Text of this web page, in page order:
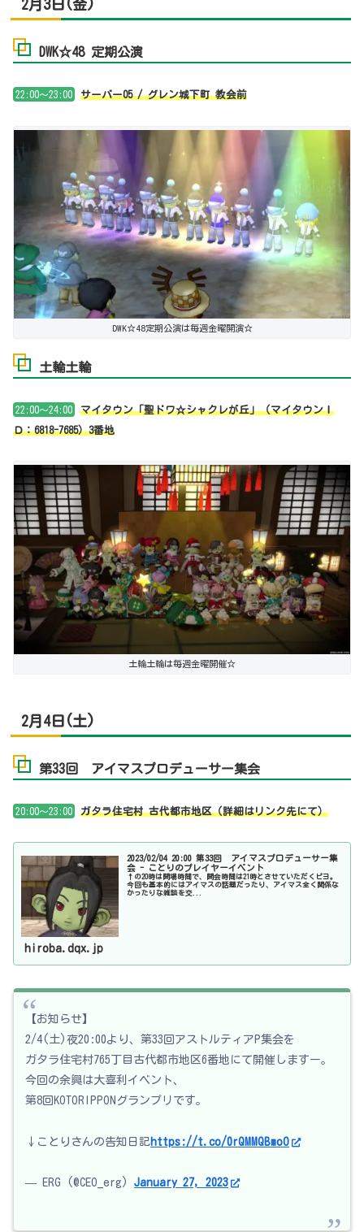
2月3日(金)
DWK☆48 定期公演
22:00～23:00 サーバー05 / グレン城下町 教会前
DWK☆48定期公演は毎週金曜開演☆
土輪土輪
22:00～24:00
マイタウン「聖ドワ☆シャクレが丘」（マイタウンＩ
Ｄ：6818-7685）3番地
土輪土輪は毎週金曜開催☆
2月4日(土)
第33回 アイマスプロデューサー集会
20:00～23:00 ガタラ住宅村 古代都市地区（詳細はリンク先にて）
2023/02/04 20:00 第33回 アイマスプロデューサー集
会 - ことりのプレイヤーイベント
↑の20時は開場時間で、開会時間は21時とさせていただくピヨ。
今回も基本的にはアイマスの話題だったり、アイマス全く関係な
かったりな雑談を交...
hiroba.dqx.jp
【お知らせ】
2/4(土)夜20:00より、第33回アストルティアP集会を
ガタラ住宅村765丁目古代都市地区6番地にて開催しますー。
今回の余興は大喜利イベント、
第8回KOTORIPPONグランプリです。
↓ことりさんの告知日記https://t.co/0rQMMQBmoO
— ERG (@CEO_erg) January 27, 2023